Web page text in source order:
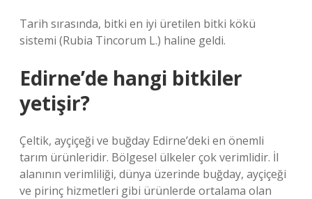
Tarih sırasında, bitki en iyi üretilen bitki kökü
sistemi (Rubia Tincorum L.) haline geldi.
Edirne’de hangi bitkiler
yetişir?
Çeltik, ayçiçeği ve buğday Edirne’deki en önemli
tarım ürünleridir. Bölgesel ülkeler çok verimlidir. İl
alanının verimliliği, dünya üzerinde buğday, ayçiçeği
ve pirinç hizmetleri gibi ürünlerde ortalama olan